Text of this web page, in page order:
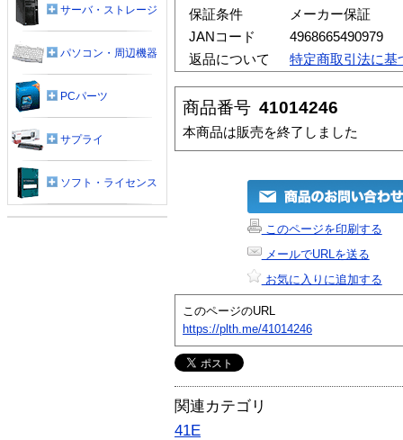
保証条件
メーカー保証
JANコード
4968665490979
返品について
特定商取引法に基
商品番号 41014246
本商品は販売を終了しました
このページを印刷する
メールでURLを送る
お気に入りに追加する
このページのURL
https://plth.me/41014246
関連カテゴリ
41E
サーバ・ストレージ
パソコン・周辺機器
PCパーツ
サプライ
ソフト・ライセンス